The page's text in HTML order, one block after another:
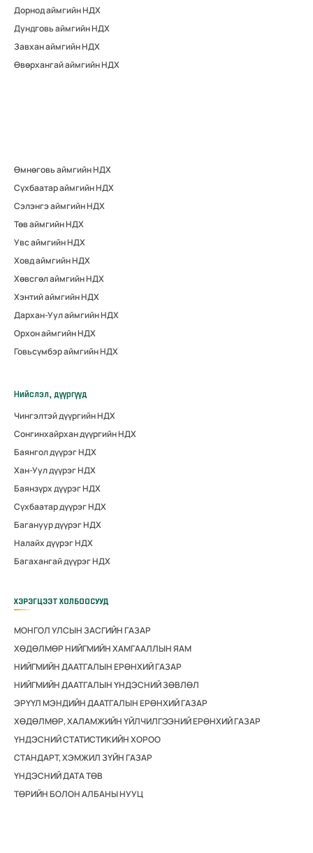
Дорнод аймгийн НДХ
Дундговь аймгийн НДХ
Завхан аймгийн НДХ
Өвөрхангай аймгийн НДХ
Өмнөговь аймгийн НДХ
Сүхбаатар аймгийн НДХ
Сэлэнгэ аймгийн НДХ
Төв аймгийн НДХ
Увс аймгийн НДХ
Ховд аймгийн НДХ
Хөвсгөл аймгийн НДХ
Хэнтий аймгийн НДХ
Дархан-Уул аймгийн НДХ
Орхон аймгийн НДХ
Говьсүмбэр аймгийн НДХ
Нийслэл, дүүргүүд
Чингэлтэй дүүргийн НДХ
Сонгинхайрхан дүүргийн НДХ
Баянгол дүүрэг НДХ
Хан-Уул дүүрэг НДХ
Баянзүрх дүүрэг НДХ
Сүхбаатар дүүрэг НДХ
Багануур дүүрэг НДХ
Налайх дүүрэг НДХ
Багахангай дүүрэг НДХ
ХЭРЭГЦЭЭТ ХОЛБООСУУД
МОНГОЛ УЛСЫН ЗАСГИЙН ГАЗАР
ХӨДӨЛМӨР НИЙГМИЙН ХАМГААЛЛЫН ЯАМ
НИЙГМИЙН ДААТГАЛЫН ЕРӨНХИЙ ГАЗАР
НИЙГМИЙН ДААТГАЛЫН ҮНДЭСНИЙ ЗӨВЛӨЛ
ЭРҮҮЛ МЭНДИЙН ДААТГАЛЫН ЕРӨНХИЙ ГАЗАР
ХӨДӨЛМӨР, ХАЛАМЖИЙН ҮЙЛЧИЛГЭЭНИЙ ЕРӨНХИЙ ГАЗАР
ҮНДЭСНИЙ СТАТИСТИКИЙН ХОРОО
СТАНДАРТ, ХЭМЖИЛ ЗҮЙН ГАЗАР
ҮНДЭСНИЙ ДАТА ТӨВ
ТӨРИЙН БОЛОН АЛБАНЫ НУУЦ